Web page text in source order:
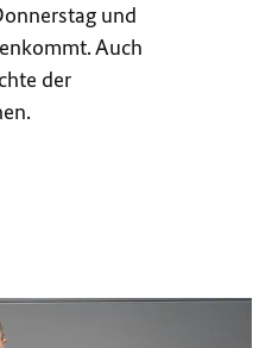
und
Auch
der